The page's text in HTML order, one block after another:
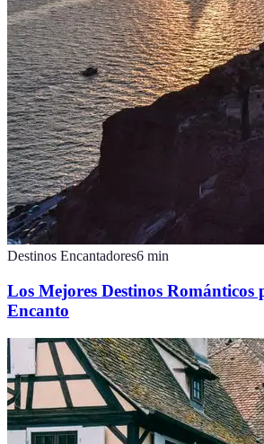
Destinos Encantadores6 min
Los Mejores Destinos
Encanto